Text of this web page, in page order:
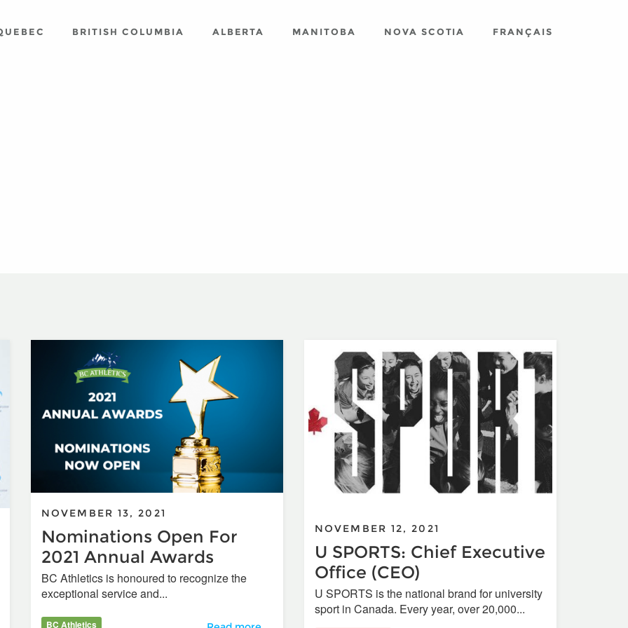
BRITISH COLUMBIA ALBERTA MANITOBA NOVA SCOTIA FRANÇAIS
NOVEMBER 13, 2021
Nominations Open For
2021 Annual Awards
BC Athletics is honoured to recognize the
exceptional service and...
BC Athletics
NOVEMBER 12, 2021
U SPORTS: Chief Executive
Office (CEO)
U SPORTS is the national brand for university
sport in Canada. Every year, over 20,000...